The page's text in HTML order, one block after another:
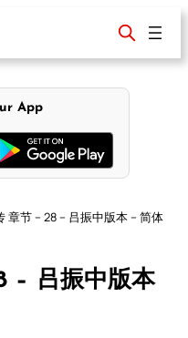
App
章节 – 28 – 吕振中版本 – 简体
– 吕振中版本